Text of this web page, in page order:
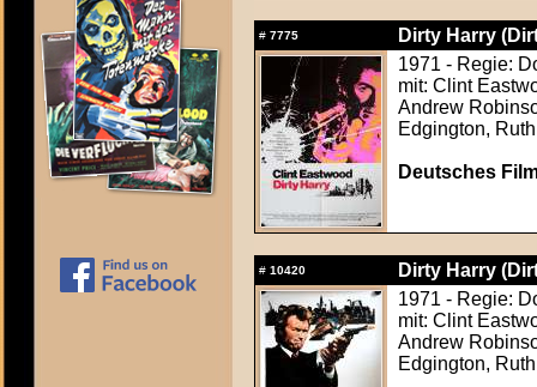
# 7775
Dirty Harry
1971 - Regie:
mit: Clint
Andrew
Edgington,
Deutsches
# 10420
Dirty Harry
1971 - Regie:
mit: Clint
Andrew
Edgington,